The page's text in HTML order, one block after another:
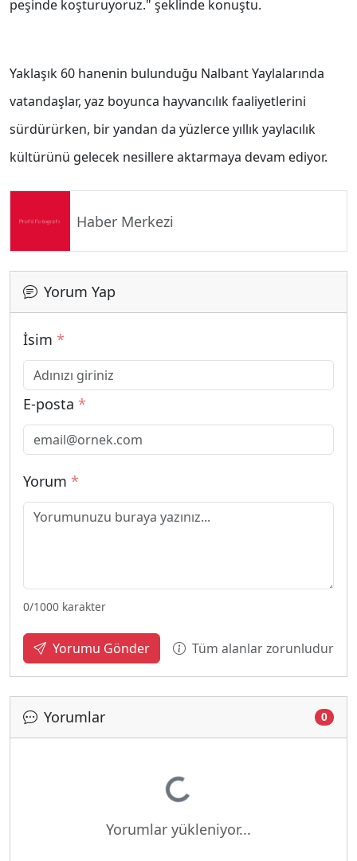
peşinde koşturuyoruz." şeklinde konuştu.
Yaklaşık 60 hanenin bulunduğu Nalbant Yaylalarında
vatandaşlar, yaz boyunca hayvancılık faaliyetlerini
sürdürürken, bir yandan da yüzlerce yıllık yaylacılık
kültürünü gelecek nesillere aktarmaya devam ediyor.
Haber Merkezi
Yorum Yap
İsim *
E-posta *
Yorum *
0/1000 karakter
Yorumu Gönder Tüm alanlar zorunludur
Yorumlar 0
Yükleniyor...
Yorumlar yükleniyor...